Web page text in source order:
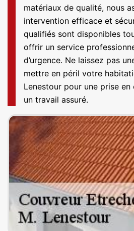
matériaux de qualité, nous
intervention efficace et
qualifiés sont disponibles
offrir un service
d’urgence. Ne laissez pas
mettre en péril votre
Lenestour pour une prise
un travail assuré.